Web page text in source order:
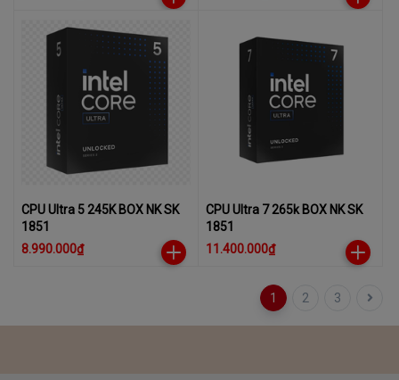
CPU Ultra 5 245K BOX NK SK
1851
8.990.000₫
CPU Ultra 7 265k BOX NK SK
1851
11.400.000₫
1 2 3